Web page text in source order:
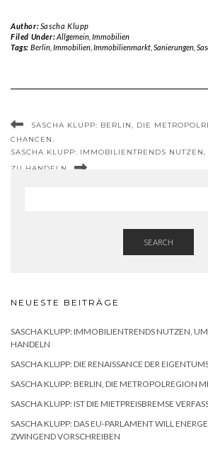
Author:Sascha Klupp
Filed Under:Allgemein, Immobilien
Tags: Berlin, Immobilien, Immobilienmarkt, Sanierungen,
SASCHA KLUPP: BERLIN, DIE
HANCEN.
SASCHA KLUPP: IMMOBILIENTRENDS
ZU HANDELN
SEARCH
NEUESTE BEITRÄGE
SASCHA KLUPP: IMMOBILIENTRENDS NUTZEN,
HANDELN
SASCHA KLUPP: DIE RENAISSANCE DER
SASCHA KLUPP: BERLIN, DIE METROPOLREGION
SASCHA KLUPP: IST DIE MIETPREISBREMSE
SASCHA KLUPP: DAS EU-PARLAMENT WILL
ZWINGEND VORSCHREIBEN